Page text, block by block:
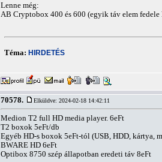
Lenne még:
AB Cryptobox 400 és 600 (egyik táv elem
Téma: HIRDETÉS
70578. Elküldve: 2024-02-18 14:42:11
Medion T2 full HD media player. 6eFt
T2 boxok 5eFt/db
Egyéb HD-s boxok 5eFt-tól (USB, HDD, kártya,
BWARE HD 6eFt
Optibox 8750 szép állapotban eredeti táv 8eFt